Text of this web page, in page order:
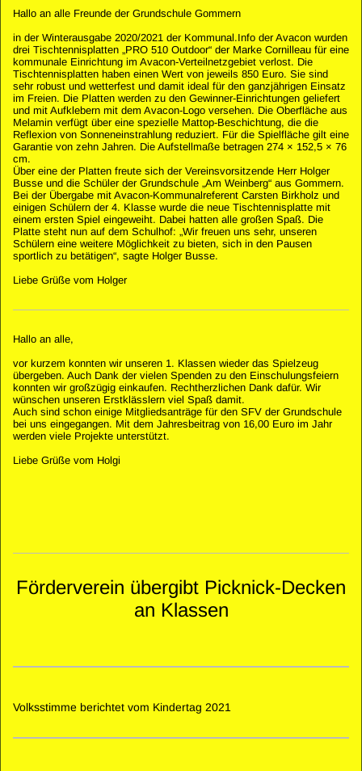
Hallo an alle Freunde der Grundschule Gommern
in der Winterausgabe 2020/2021 der Kommunal.Info der Avacon wurden
drei Tischtennisplatten „PRO 510 Outdoor“ der Marke Cornilleau für eine
kommunale Einrichtung im Avacon-Verteilnetzgebiet verlost. Die
Tischtennis­platten haben einen Wert von jeweils 850 Euro. Sie sind
sehr robust und wetterfest und damit ideal für den ganzjährigen Einsatz
im Freien. Die Platten werden zu den Gewinner-Einrichtungen geliefert
und mit Aufklebern mit dem Avacon-Logo versehen. Die Oberfläche aus
Melamin verfügt über eine spezielle Mattop-Beschichtung, die die
Reflexion von Sonneneinstrahlung reduziert. Für die Spielfläche gilt eine
Garantie von zehn Jahren. Die Aufstellmaße betragen 274 × 152,5 × 76
cm.
Über eine der Platten freute sich der Vereinsvorsitzende Herr Holger
Busse und die Schüler der Grundschule „Am Weinberg“ aus Gommern.
Bei der Übergabe mit Avacon-Kommunalreferent Carsten Birkholz und
einigen Schülern der 4. Klasse wurde die neue Tischtennisplatte mit
einem ersten Spiel eingeweiht. Dabei hatten alle großen Spaß. Die
Platte steht nun auf dem Schulhof: „Wir freuen uns sehr, unseren
Schülern eine weitere Möglichkeit zu bieten, sich in den Pausen
sportlich zu betätigen“, sagte Holger Busse.
Liebe Grüße vom Holger
Hallo an alle,
vor kurzem konnten wir unseren 1. Klassen wieder das Spielzeug
übergeben. Auch Dank der vielen Spenden zu den Einschulungsfeiern
konnten wir großzügig einkaufen. Rechtherzlichen Dank dafür. Wir
wünschen unseren Erstklässlern viel Spaß damit.
Auch sind schon einige Mitgliedsanträge für den SFV der Grundschule
bei uns eingegangen. Mit dem Jahresbeitrag von 16,00 Euro im Jahr
werden viele Projekte unterstützt.
Liebe Grüße vom Holgi
Förderverein übergibt Picknick-Decken
an Klassen
Volksstimme berichtet vom Kindertag 2021